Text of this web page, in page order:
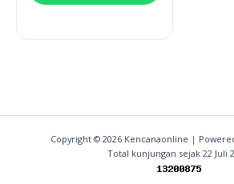
Copyright © 2026 Kencanaonline |
Total kunjungan sejak 22 Juli